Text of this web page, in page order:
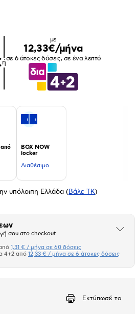
ή
με
12,33€/μήνα
σε 6 άτοκες δόσεις, σε ένα λεπτό
BOX NOW
locker
Διαθέσιμο
υπόλοιπη Ελλάδα ( Βάλε ΤΚ)
σου στο checkout
Άνοιξε
κάρτα
1,31 € / μήνα σε 60 δόσεις
4+2 από 12,33 € / μήνα σε 6 άτοκες δόσεις
Εκτύπωσέ το